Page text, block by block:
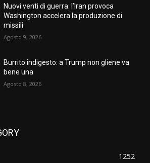
Nuovi venti di guerra: l’Iran provoca
Washington accelera la produzione di
missili
Agosto 9, 2026
Burrito indigesto: a Trump non gliene va
bene una
Agosto 8, 2026
1252